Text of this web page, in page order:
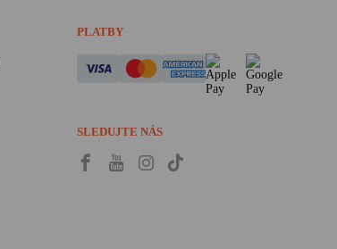
PLATBY
SLEDUJTE NÁS